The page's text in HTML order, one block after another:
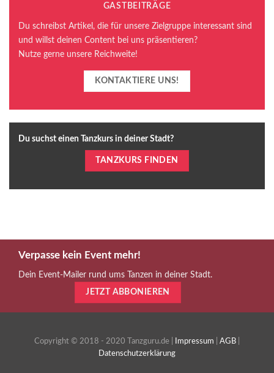
GASTBEITRÄGE
Du schreibst Artikel, die für unsere Zielgruppe interessant sind
und willst deinen Content bei uns präsentieren?
Nutze gerne unsere Reichweite!
KONTAKTIERE UNS!
Du suchst einen Tanzkurs in deiner Stadt?
TANZKURS FINDEN
Verpasse kein Event mehr!
Dein Event-Mailer rund ums Tanzen in deiner Stadt.
JETZT ABBONIEREN
Copyright © 2018 - 2020 Tanzguru.de | Impressum AGB
Datenschutzerklärung